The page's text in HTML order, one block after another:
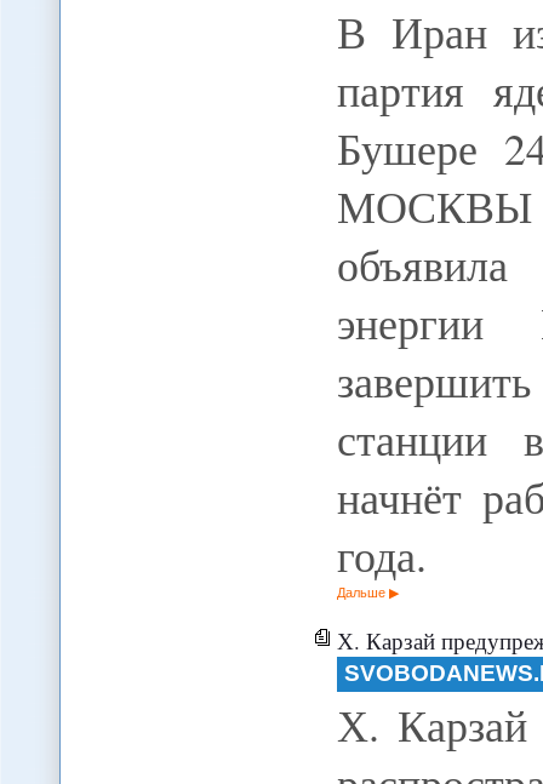
В Иран
партия
Бушере
энергии
начнёт
года.
Дальше
Х. Карзай
Х. Карзай